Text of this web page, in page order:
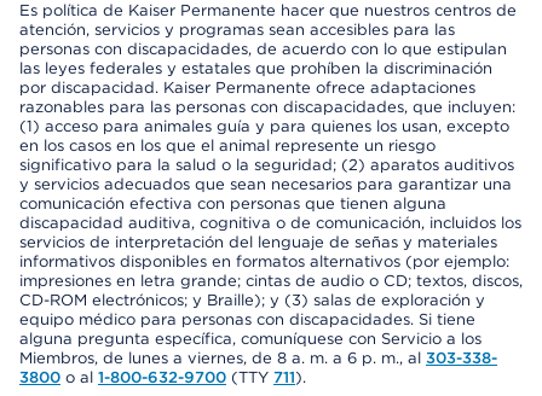
Es política de Kaiser Permanente hacer que nuestros centros de
atención, servicios y programas sean accesibles para las
personas con discapacidades, de acuerdo con lo que estipulan
las leyes federales y estatales que prohíben la discriminación
por discapacidad. Kaiser Permanente ofrece adaptaciones
razonables para las personas con discapacidades, que incluyen:
(1) acceso para animales guía y para quienes los usan, excepto
en los casos en los que el animal represente un riesgo
significativo para la salud o la seguridad; (2) aparatos auditivos
y servicios adecuados que sean necesarios para garantizar una
comunicación efectiva con personas que tienen alguna
discapacidad auditiva, cognitiva o de comunicación, incluidos los
servicios de interpretación del lenguaje de señas y materiales
informativos disponibles en formatos alternativos (por ejemplo:
impresiones en letra grande; cintas de audio o CD; textos, discos,
CD-ROM electrónicos; y Braille); y (3) salas de exploración y
equipo médico para personas con discapacidades. Si tiene
alguna pregunta específica, comuníquese con Servicio a los
Miembros, de lunes a viernes, de 8 a. m. a 6 p. m., al 303-338-
3800 o al 1-800-632-9700 (TTY 711).